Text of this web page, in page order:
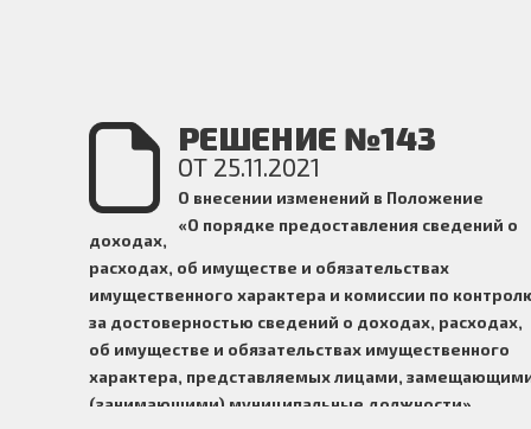
РЕШЕНИЕ №143
ОТ 25.11.2021
О внесении изменений в Положение
«О порядке предоставления сведений о
доходах,
расходах, об имуществе и обязательствах
имущественного характера и комиссии по
за достоверностью сведений о доходах, расходах,
об имуществе и обязательствах имущественного
характера, представляемых лицами,
(занимающими) муниципальные должности»